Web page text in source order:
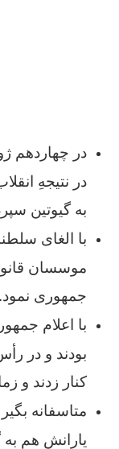
در نتیجهِ
به گیوتین
موسسان
جمهوری
با اعلام
بودند و در
کنار زدند و
متاسفانه
یارانش هم